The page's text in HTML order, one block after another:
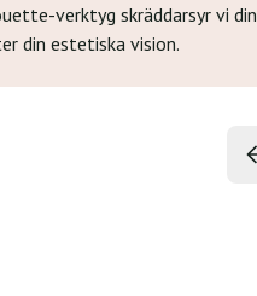
verktyg skräddarsyr vi din
din estetiska vision.